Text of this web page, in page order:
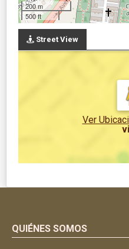
200 m
500 ft
Street View
Ver
QUIÉNES SOMOS